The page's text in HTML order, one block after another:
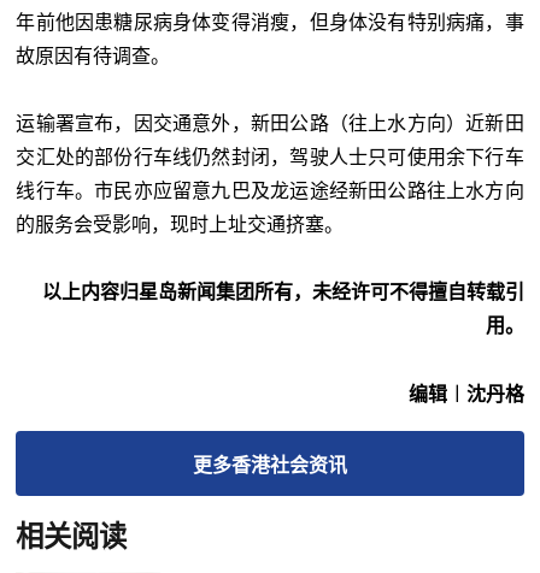
年前他因患糖尿病身体变得消瘦，但身体没有特别病痛，事
故原因有待调查。
运输署宣布，因交通意外，新田公路（往上水方向）近新田
交汇处的部份行车线仍然封闭，驾驶人士只可使用余下行车
线行车。市民亦应留意九巴及龙运途经新田公路往上水方向
的服务会受影响，现时上址交通挤塞。
以上内容归星岛新闻集团所有，未经许可不得擅自转载引
用。
编辑︱沈丹格
更多香港社会资讯
相关阅读